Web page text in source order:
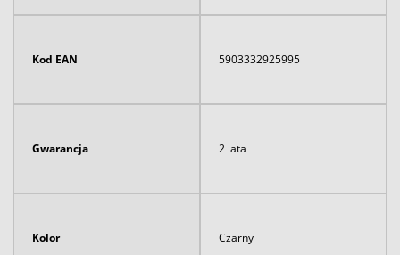
Kod EAN 5903332925995
Gwarancja 2 lata
Kolor Czarny